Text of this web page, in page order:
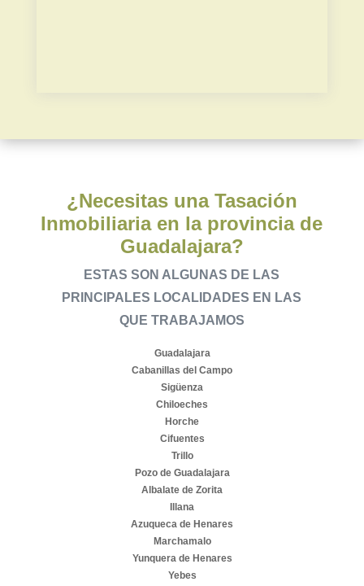
¿Necesitas una Tasación
Inmobiliaria en la provincia de
Guadalajara?
ESTAS SON ALGUNAS DE LAS
PRINCIPALES LOCALIDADES EN LAS
QUE TRABAJAMOS
Guadalajara
Cabanillas del Campo
Sigüenza
Chiloeches
Horche
Cifuentes
Trillo
Pozo de Guadalajara
Albalate de Zorita
Illana
Azuqueca de Henares
Marchamalo
Yunquera de Henares
Yebes